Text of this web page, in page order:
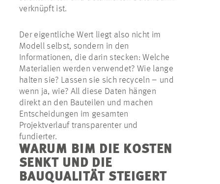
verknüpft ist.
Der eigentliche Wert liegt also nicht im
Modell selbst, sondern in den
Informationen, die darin stecken: Welche
Materialien werden verwendet? Wie lange
halten sie? Lassen sie sich recyceln – und
wenn ja, wie? All diese Daten hängen
direkt an den Bauteilen und machen
Entscheidungen im gesamten
Projektverlauf transparenter und
fundierter.
WARUM BIM DIE KOSTEN
SENKT UND DIE
BAUQUALITÄT STEIGERT